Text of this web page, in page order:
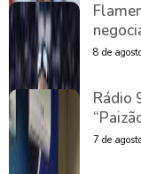
8 de
Rádio
7 de